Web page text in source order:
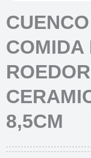
COMIDA
8,5CM